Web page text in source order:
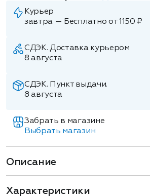
Курьер
завтра — Бесплатно от 1150 ₽
СДЭК. Доставка курьером
8 августа
СДЭК. Пункт выдачи.
8 августа
Забрать в магазине
Выбрать магазин
Описание
Характеристики